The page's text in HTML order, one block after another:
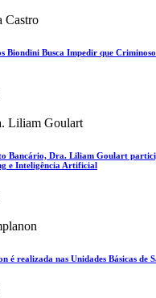
Castro
Biondini Busca Impedir que
Liliam Goulart
Bancário, Dra. Liliam Goulart
e Inteligência Artificial
é realizada nas Unidades Básicas de